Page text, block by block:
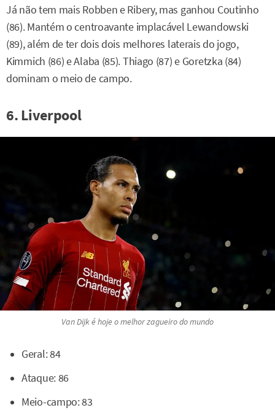
Já não tem mais Robben e Ribery, mas ganhou Coutinho
(86). Mantém o centroavante implacável Lewandowski
(89), além de ter dois dois melhores laterais do jogo,
Kimmich (86) e Alaba (85). Thiago (87) e Goretzka (84)
dominam o meio de campo.
6. Liverpool
Van Dijk é hoje o melhor zagueiro do mundo
Geral: 84
Ataque: 86
Meio-campo: 83